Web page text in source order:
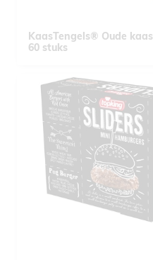
KaasTengels® Oude kaas
60 stuks